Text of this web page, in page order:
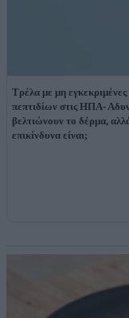
Τρέλα με μη εγκεκριμένες
πεπτιδίων στις ΗΠΑ-
βελτιώνουν το δέρμα,
επικίνδυνα είναι;